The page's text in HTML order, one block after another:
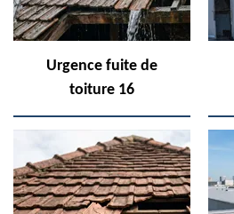
Urgence fuite de
toiture 16